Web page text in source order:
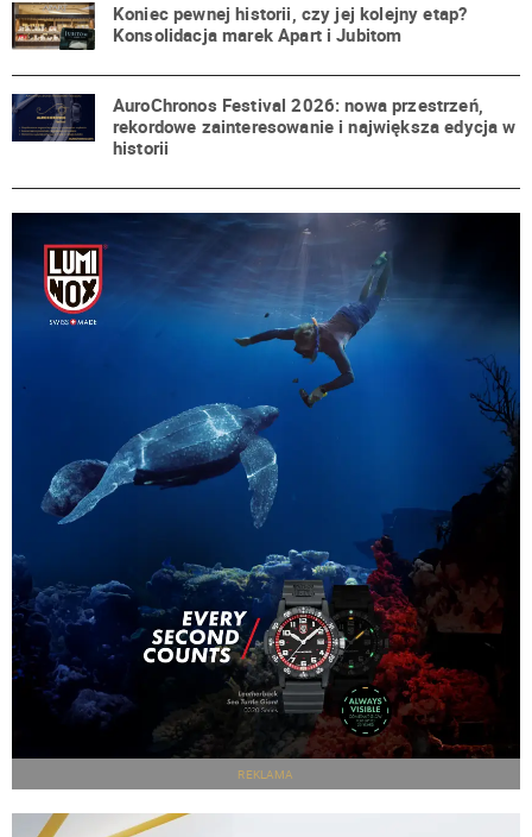
Koniec pewnej historii, czy jej kolejny etap?
Konsolidacja marek Apart i Jubitom
AuroChronos Festival 2026: nowa przestrzeń,
rekordowe zainteresowanie i największa edycja w
historii
REKLAMA